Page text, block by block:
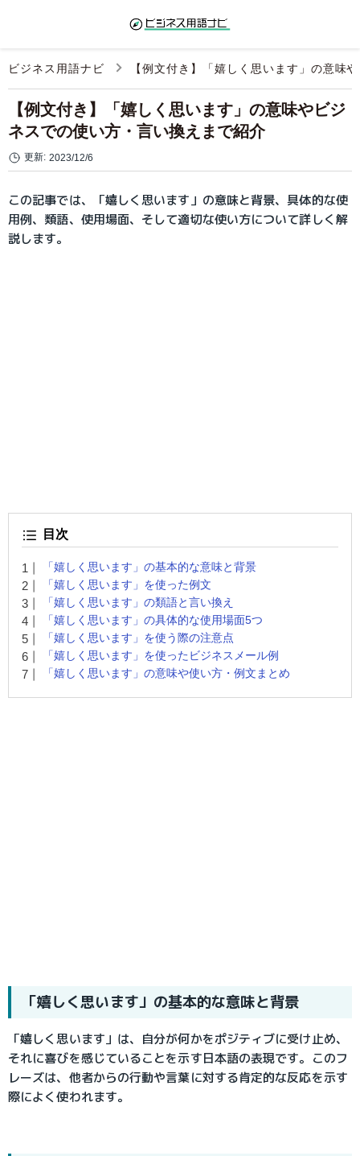
ビジネス用語ナビ 【例文付き】「嬉しく思います」の意味
【例文付き】「嬉しく思います」の意味やビジ
ネスでの使い方・言い換えまで紹介
更新: 2023/12/6
この記事では、「嬉しく思います」の意味と背景、具体的な使
用例、類語、使用場面、そして適切な使い方について詳しく解
説します。
目次
「嬉しく思います」の基本的な意味と背景
「嬉しく思います」を使った例文
「嬉しく思います」の類語と言い換え
「嬉しく思います」の具体的な使用場面5つ
「嬉しく思います」を使う際の注意点
「嬉しく思います」を使ったビジネスメール例
「嬉しく思います」の意味や使い方・例文まとめ
「嬉しく思います」の基本的な意味と背景
「嬉しく思います」は、自分が何かをポジティブに受け止め、
それに喜びを感じていることを示す日本語の表現です。このフ
レーズは、他者からの行動や言葉に対する肯定的な反応を示す
際によく使われます。